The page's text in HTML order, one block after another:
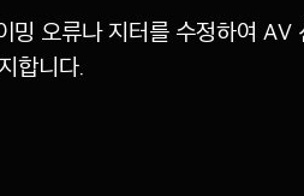
오류나 지터를 수정하여 AV
합니다.